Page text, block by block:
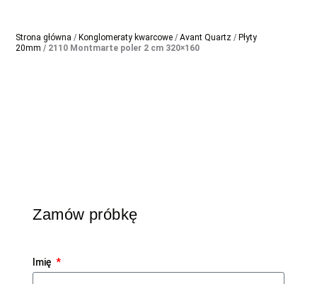
Strona główna / Konglomeraty kwarcowe /Avant Quartz / Płyty
20mm / 2110 Montmarte poler 2 cm 320×160
Zamów próbkę
Imię